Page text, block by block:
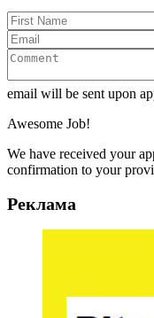
email will be sent upon
Awesome Job!
We have received your
confirmation to your
Реклама